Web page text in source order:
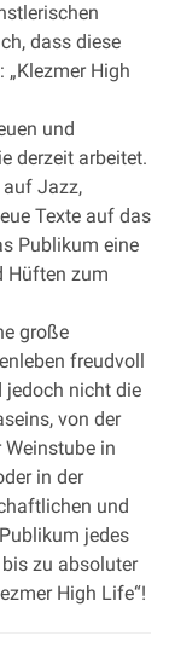
dass diese
High
und
derzeit arbeitet.
Jazz,
Texte auf das
Publikum eine
Hüften zum
große
freudvoll
jedoch nicht die
von der
in
in der
und
jedes
zu absoluter
High Life“!